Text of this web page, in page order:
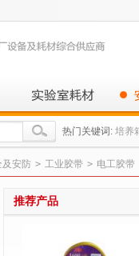
热门关键词: 培养
安防 > 工业胶带 > 电工胶带
推荐产品